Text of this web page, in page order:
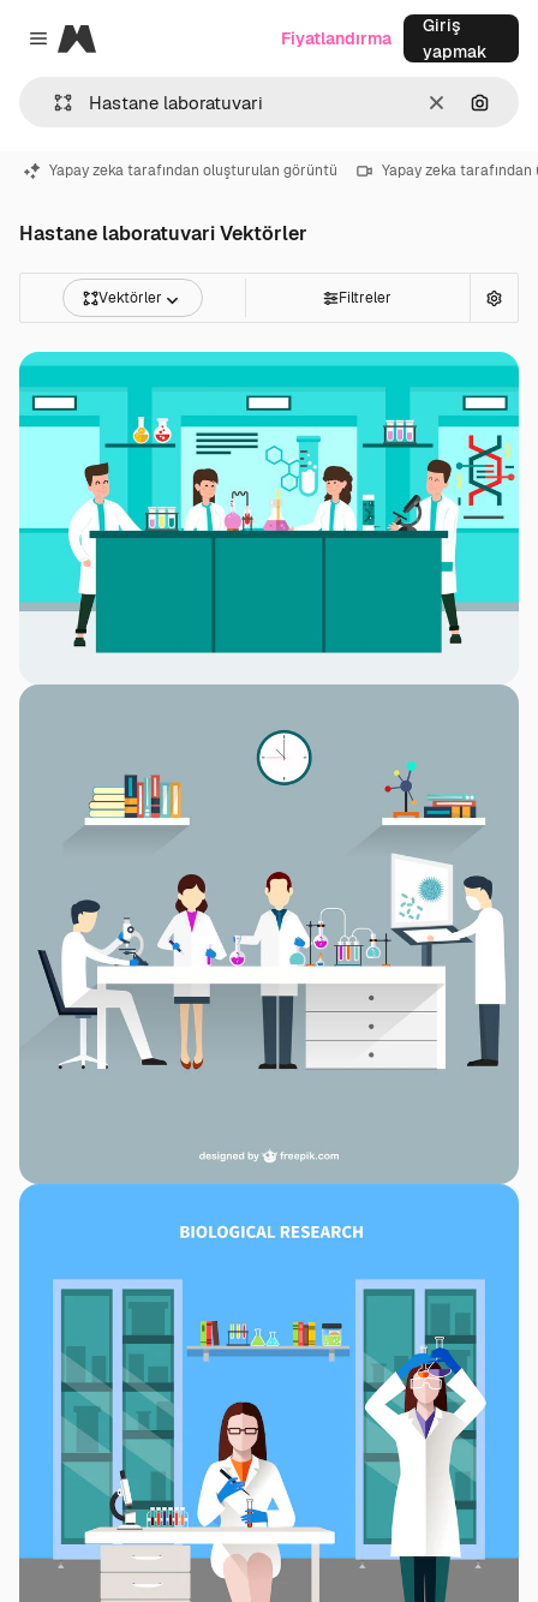
Close menu
Magnific
Temizlemek
Fiyatlandırma
Giriş
yapmak
Yapay zeka tarafından oluşturulan görüntü Yapay zeka
Hastane laboratuvari Vektörler
Vektörler Filtreler